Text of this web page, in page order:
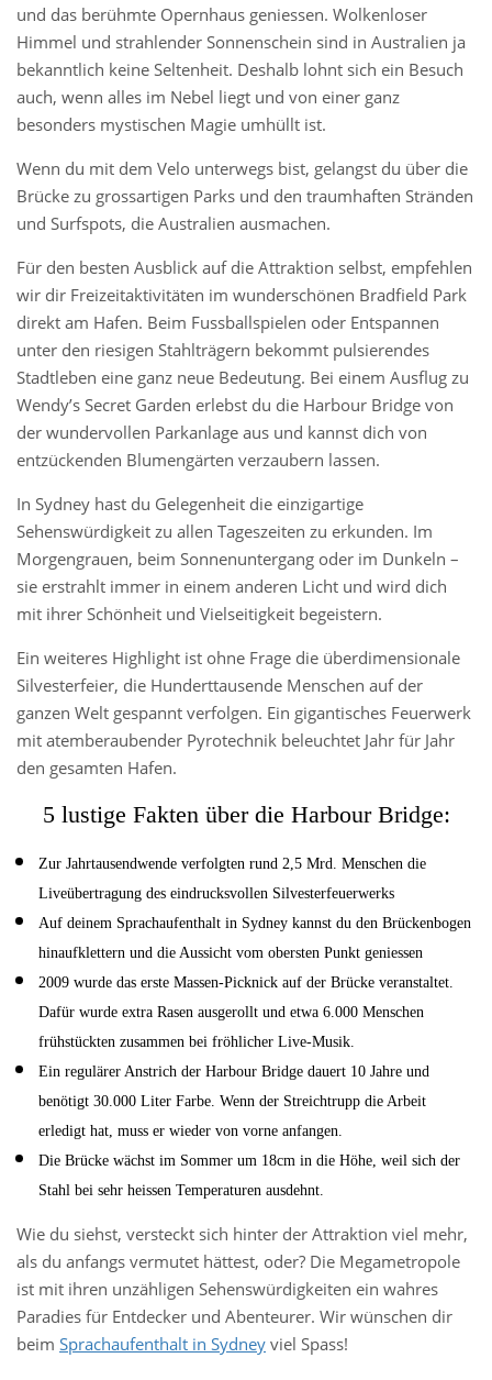
und das berühmte Opernhaus geniessen. Wolkenloser
Himmel und strahlender Sonnenschein sind in Australien ja
bekanntlich keine Seltenheit. Deshalb lohnt sich ein Besuch
auch, wenn alles im Nebel liegt und von einer ganz
besonders mystischen Magie umhüllt ist.
Wenn du mit dem Velo unterwegs bist, gelangst du über die
Brücke zu grossartigen Parks und den traumhaften Stränden
und Surfspots, die Australien ausmachen.
Für den besten Ausblick auf die Attraktion selbst, empfehlen
wir dir Freizeitaktivitäten im wunderschönen Bradfield Park
direkt am Hafen. Beim Fussballspielen oder Entspannen
unter den riesigen Stahlträgern bekommt pulsierendes
Stadtleben eine ganz neue Bedeutung. Bei einem Ausflug zu
Wendy’s Secret Garden erlebst du die Harbour Bridge von
der wundervollen Parkanlage aus und kannst dich von
entzückenden Blumengärten verzaubern lassen.
In Sydney hast du Gelegenheit die einzigartige
Sehenswürdigkeit zu allen Tageszeiten zu erkunden. Im
Morgengrauen, beim Sonnenuntergang oder im Dunkeln –
sie erstrahlt immer in einem anderen Licht und wird dich
mit ihrer Schönheit und Vielseitigkeit begeistern.
Ein weiteres Highlight ist ohne Frage die überdimensionale
Silvesterfeier, die Hunderttausende Menschen auf der
ganzen Welt gespannt verfolgen. Ein gigantisches Feuerwerk
mit atemberaubender Pyrotechnik beleuchtet Jahr für Jahr
den gesamten Hafen.
5 lustige Fakten über die Harbour Bridge:
Zur Jahrtausendwende verfolgten rund 2,5 Mrd. Menschen die
Liveübertragung des eindrucksvollen Silvesterfeuerwerks
Auf deinem Sprachaufenthalt in Sydney kannst du den Brückenbogen
hinaufklettern und die Aussicht vom obersten Punkt geniessen
2009 wurde das erste Massen-Picknick auf der Brücke veranstaltet.
Dafür wurde extra Rasen ausgerollt und etwa 6.000 Menschen
frühstückten zusammen bei fröhlicher Live-Musik.
Ein regulärer Anstrich der Harbour Bridge dauert 10 Jahre und
benötigt 30.000 Liter Farbe. Wenn der Streichtrupp die Arbeit
erledigt hat, muss er wieder von vorne anfangen.
Die Brücke wächst im Sommer um 18cm in die Höhe, weil sich der
Stahl bei sehr heissen Temperaturen ausdehnt.
Wie du siehst, versteckt sich hinter der Attraktion viel mehr,
als du anfangs vermutet hättest, oder? Die Megametropole
ist mit ihren unzähligen Sehenswürdigkeiten ein wahres
Paradies für Entdecker und Abenteurer. Wir wünschen dir
beim Sprachaufenthalt in Sydney viel Spass!